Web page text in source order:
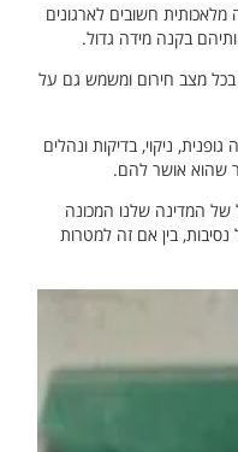
חשובים לארגונים
בקנה מידה גדול.
בכל מצב חירום ומשמש גם על
ניקוי, בדיקות ונהלים
שהוא אושר להם.
של המדינה שלנו המכונה
בין אם זה למטרות